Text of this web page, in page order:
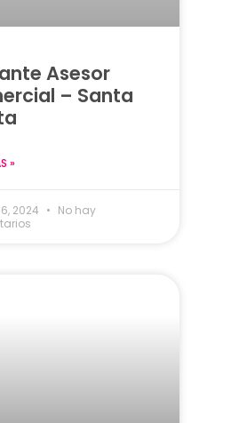
Asesor
– Santa
»
2024
No hay